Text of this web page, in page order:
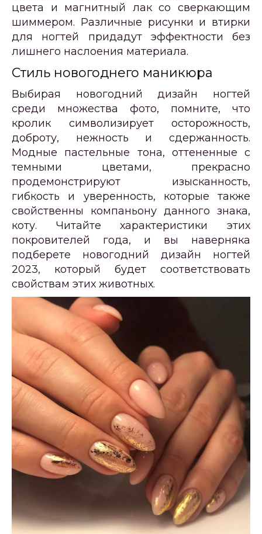
цвета и магнитный лак со сверкающим
шиммером. Различные рисунки и втирки
для ногтей придадут эффектности без
лишнего наслоения материала.
Стиль новогоднего маникюра
Выбирая новогодний дизайн ногтей
среди множества фото, помните, что
кролик символизирует осторожность,
доброту, нежность и сдержанность.
Модные пастельные тона, оттененные с
темными цветами, прекрасно
продемонстрируют изысканность,
гибкость и уверенность, которые также
свойственны компаньону данного знака,
коту. Читайте характеристики этих
покровителей года, и вы наверняка
подберете новогодний дизайн ногтей
2023, который будет соответствовать
свойствам этих животных.